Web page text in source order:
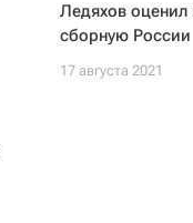
Ледяхов
сборную России
17 августа 2021